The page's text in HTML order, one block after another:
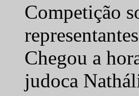
Competição
Chegou a
judoca